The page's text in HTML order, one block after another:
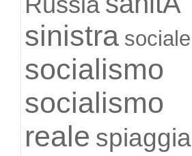
sinistra sociale
socialismo
socialismo
reale spiaggia